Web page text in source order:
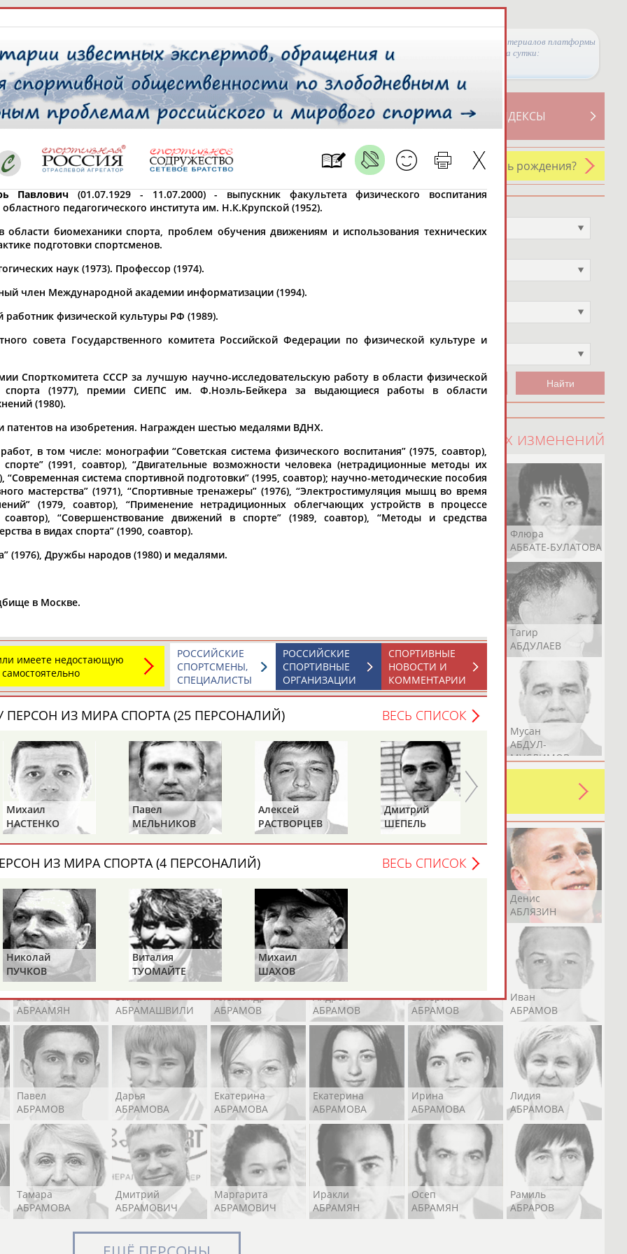
Просмотры материалов платформы
за сутки:
СВОДНЫЕ ИНДЕКСЫ
ТАБЛО АКТИВНОСТИ
РЕСУРСНАЯ ПЛОЩАДКА
У кого сегодня день рождения?
регион*
рождения
проживания
рождения
Не выбран
Чемпион
100 последних изменений
Юлия
Дмитрий
Флюра
АББАТЕ-БУЛАТОВА
АБДРАХМАНОВ
АБДРАХМАНОВА
АБДУВАЛИЕВ
АБДУЛАЕВ
АБДУЛАЕВ
Тагир
АБДУЛАЕВ
АБДУЛЖАЛИЛОВ
АБДУЛКАГИРОВ
АБДУЛЛАЕВ
АБДУЛЛИН
АБДУЛЛИН
Мусан
АБДУЛ-
МУСЛИМОВ
спортсмене, тренере, специалисте или исправить какую-либо ошибку в уже
героев! Герои спорта - это одни из главных патриотов своей страны!
Рустам
АБДУРАШИДОВ
Магомед
АБДУСАЛАМОВ
Нурлан
АБДЫКАЛЫКОВ
Эдуард
АБЗАЛИМОВ
Денис
АБЛЯЗИН
Элизабет
АБРААМЯН
Захария
АБРАМАШВИЛИ
Александр
АБРАМОВ
Андрей
АБРАМОВ
Валерий
АБРАМОВ
Иван
АБРАМОВ
Павел
АБРАМОВ
Дарья
АБРАМОВА
Екатерина
АБРАМОВА
Екатерина
АБРАМОВА
Ирина
АБРАМОВА
Лидия
АБРАМОВА
Тамара
АБРАМОВА
Дмитрий
АБРАМОВИЧ
Маргарита
АБРАМОВИЧ
Иракли
АБРАМЯН
Осеп
АБРАМЯН
Рамиль
АБРАРОВ
Павлович(01.07.1929 - 11.07.2000) - выпускник факультета физического воспитания
педагогического института им. Н.К.Крупской (1952).
области биомеханики спорта, проблем обучения движениям и использования технических
подготовки спортсменов.
наук (1973). Профессор (1974).
член Международной академии информатизации (1994).
работник физической культуры РФ (1989).
совета Государственного комитета Российской Федерации по физической культуре и
Спорткомитета СССР за лучшую научно-исследовательскую работу в области физической
спорта (1977), премии СИЕПС им. Ф.Ноэль-Бейкера за выдающиеся работы в области
(1980).
патентов на изобретения. Награжден шестью медалями ВДНХ.
в том числе: монографии “Советская система физического воспитания” (1975, соавтор),
(1991, соавтор), “Двигательные возможности человека (нетрадиционные методы их
“Современная система спортивной подготовки” (1995, соавтор); научно-методические пособия
мастерства” (1971), “Спортивные тренажеры” (1976), “Электростимуляция мышц во время
(1979, соавтор), “Применение нетрадиционных облегчающих устройств в процессе
соавтор), “Совершенствование движений в спорте” (1989, соавтор), “Методы и средства
в видах спорта” (1990, соавтор).
(1976), Дружбы народов (1980) и медалями.
в Москве.
имеете недостающую
СПОРТИВНЫЕ
НОВОСТИ И
КОММЕНТАРИИ
РОССИЙСКИЕ
СПОРТИВНЫЕ
ОРГАНИЗАЦИИ
РОССИЙСКИЕ
СПОРТСМЕНЫ,
СПЕЦИАЛИСТЫ
ПЕРСОН ИЗ МИРА СПОРТА (25 ПЕРСОНАЛИЙ) ВЕСЬ СПИСОК
Михаил
НАСТЕНКО
Павел
МЕЛЬНИКОВ
Алексей
РАСТВОРЦЕВ
Дмитрий
ШЕПЕЛЬ
ЕРМОШКИН
ИЗ МИРА СПОРТА (4 ПЕРСОНАЛИЙ) ВЕСЬ СПИСОК
Николай
ПУЧКОВ
Виталия
ТУОМАЙТЕ
Михаил
ШАХОВ